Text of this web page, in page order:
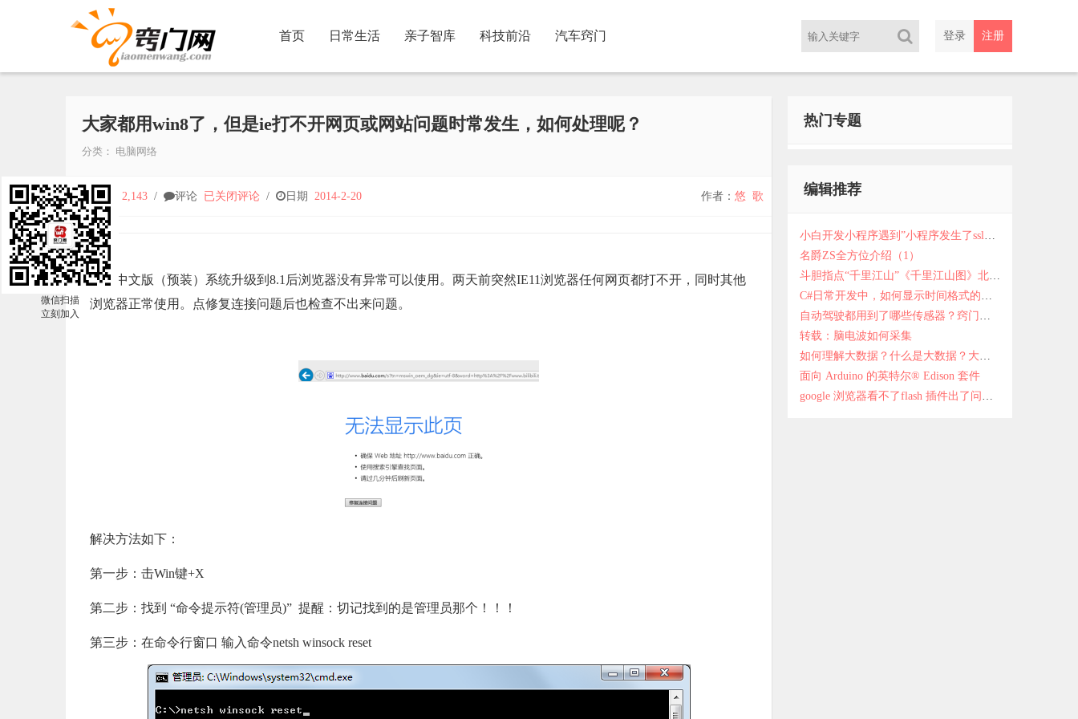
首页 日常生活 亲子智库 科技前沿 汽车窍门 注册
登录
大家都用win8了，但是ie打不开网页或网站问题时常发生，如何处理呢？
分类： 电脑网络
人气 2,143 / 评论 已关闭评论 / 日期 2014-2-20 作者： 悠 歌
win8中文版（预装）系统升级到8.1后浏览器没有异常可以使用。两天前突然IE11浏览器任何网页都打不开，同时其他
浏览器正常使用。点修复连接问题后也检查不出来问题。
解决方法如下：
第一步：击Win键+X
第二步：找到 “命令提示符(管理员)” 提醒：切记找到的是管理员那个！！！
第三步：在命令行窗口 输入命令netsh winsock reset
热门专题
编辑推荐
小白开发小程序遇到”小程序发生了ssl错误”怎么办?
名爵ZS全方位介绍（1）
斗胆指点“千里江山”《千里江山图》北宋宫廷画师王希孟作品
C#日常开发中，如何显示时间格式的各种表现方式
自动驾驶都用到了哪些传感器？窍门网告诉你这些关键传感器为自动驾驶提供支持
转载：脑电波如何采集
如何理解大数据？什么是大数据？大数据是什么？
面向 Arduino 的英特尔® Edison 套件
google 浏览器看不了flash 插件出了问题如何解决？
微信扫描
立刻加入